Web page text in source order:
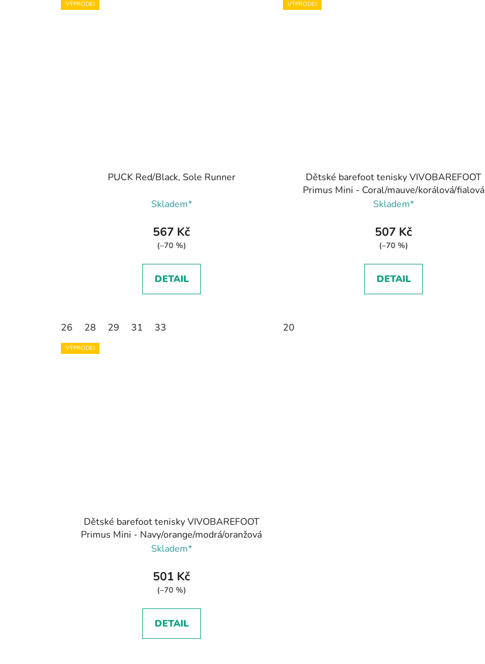
VÝPRODEJ
PUCK Red/Black, Sole Runner
Skladem*
567 Kč
(–70 %)
DETAIL
26 28 29 31 33
VÝPRODEJ
Dětské barefoot tenisky VIVOBAREFOOT
Primus Mini - Coral/mauve/korálová/fialová
Skladem*
507 Kč
(–70 %)
DETAIL
20
VÝPRODEJ
Dětské barefoot tenisky VIVOBAREFOOT
Primus Mini - Navy/orange/modrá/oranžová
Skladem*
501 Kč
(–70 %)
DETAIL